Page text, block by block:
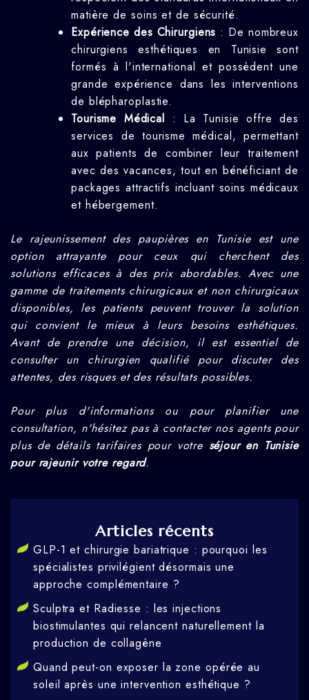
matière de soins et de sécurité.
Expérience des Chirurgiens : De nombreux
chirurgiens esthétiques en Tunisie sont
formés à l'international et possèdent une
grande expérience dans les interventions
de blépharoplastie.
Tourisme Médical : La Tunisie offre des
services de tourisme médical, permettant
aux patients de combiner leur traitement
avec des vacances, tout en bénéficiant de
packages attractifs incluant soins médicaux
et hébergement.
Le rajeunissement des paupières en Tunisie est une
option attrayante pour ceux qui cherchent des
solutions efficaces à des prix abordables. Avec une
gamme de traitements chirurgicaux et non chirurgicaux
disponibles, les patients peuvent trouver la solution
qui convient le mieux à leurs besoins esthétiques.
Avant de prendre une décision, il est essentiel de
consulter un chirurgien qualifié pour discuter des
attentes, des risques et des résultats possibles.
Pour plus d'informations ou pour planifier une
consultation, n'hésitez pas à contacter nos agents pour
plus de détails tarifaires pour votre séjour en Tunisie
pour rajeunir votre regard.
Articles récents
GLP-1 et chirurgie bariatrique : pourquoi les
spécialistes privilégient désormais une
approche complémentaire ?
Sculptra et Radiesse : les injections
biostimulantes qui relancent naturellement la
production de collagène
Quand peut-on exposer la zone opérée au
soleil après une intervention esthétique ?